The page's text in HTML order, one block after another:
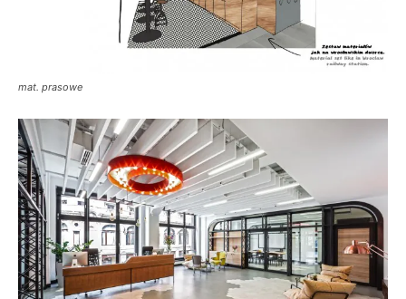
mat. prasowe